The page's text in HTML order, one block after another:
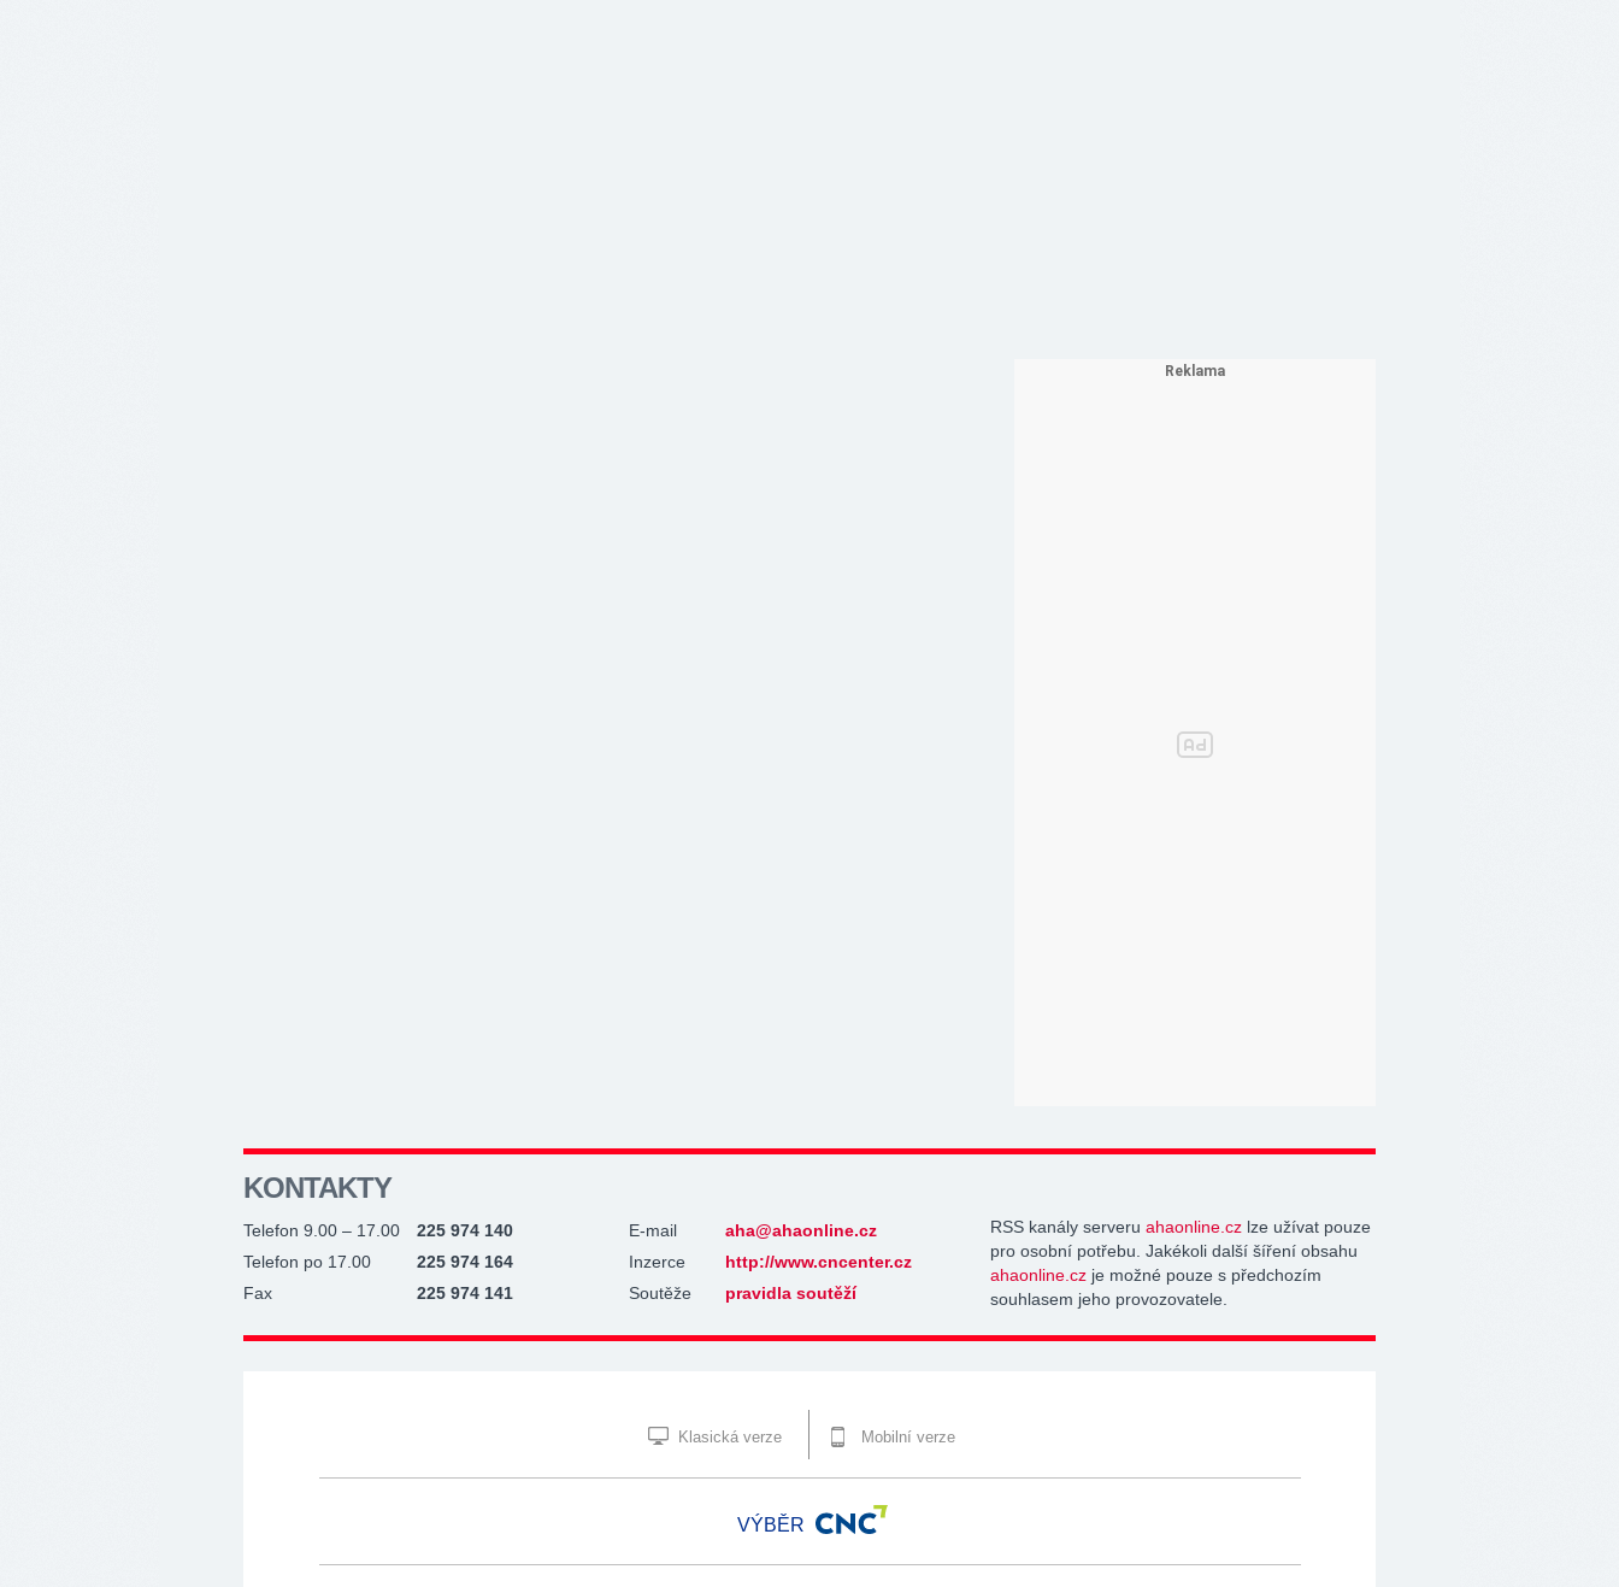
KONTAKTY
Telefon 9.00 – 17.00
225 974 140
Telefon po 17.00
225 974 164
Fax
225 974 141
E-mail
aha@ahaonline.cz
Inzerce
http://www.cncenter.cz
Soutěže
pravidla soutěží
RSS kanály serveru ahaonline.cz lze užívat pouze
pro osobní potřebu. Jakékoli další šíření obsahu
ahaonline.cz je možné pouze s předchozím
souhlasem jeho provozovatele.
Klasická verze Mobilní verze
VÝBĚR